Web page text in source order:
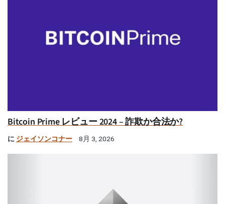
Bitcoin Prime レビュー 2024 – 詐欺か合法か?
に ジェイソンコナー 8月 3, 2026